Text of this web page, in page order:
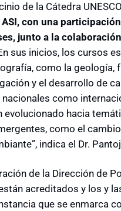
de la Cátedra
con una
junto a la
sus inicios, los cursos
como la geología,
y el desarrollo de
como
evolucionado hacia
como el
indica el Dr.
de la Dirección de
acreditados y los y
que se enmarca